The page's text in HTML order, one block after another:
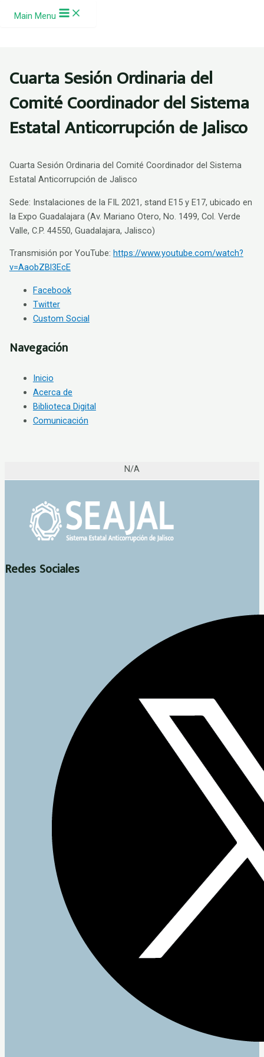
Ir al contenido
Main Menu
Cuarta Sesión Ordinaria del
Comité Coordinador del Sistema
Estatal Anticorrupción de Jalisco
Cuarta Sesión Ordinaria del Comité Coordinador del Sistema
Estatal Anticorrupción de Jalisco
Sede: Instalaciones de la FIL 2021, stand E15 y E17, ubicado en
la Expo Guadalajara (Av. Mariano Otero, No. 1499, Col. Verde
Valle, C.P. 44550, Guadalajara, Jalisco)
Transmisión por YouTube: https://www.youtube.com/watch?
v=AaobZBl3EcE
Facebook
Twitter
Custom Social
Navegación
Inicio
Acerca de
Biblioteca Digital
Comunicación
N/A
Redes Sociales